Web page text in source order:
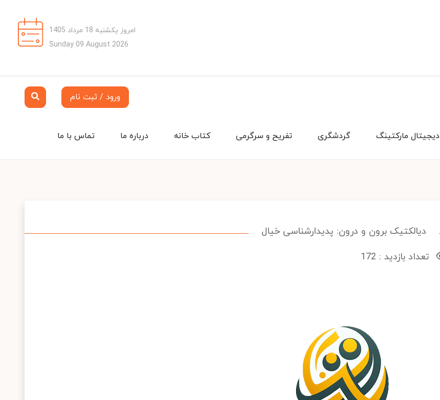
امروز یکشنبه 18 مرداد 1405
Sunday 09 August 2026
ورود / ثبت نام
تماس با ما درباره ما کتاب خانه تفریح و سرگرمی گردشگری دیجیتال مارکتینگ
دیالکتیک برون و درون: پدیدارشناسی خیال
تعداد بازدید : 172